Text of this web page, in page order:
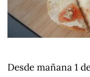
Desde mañana 1